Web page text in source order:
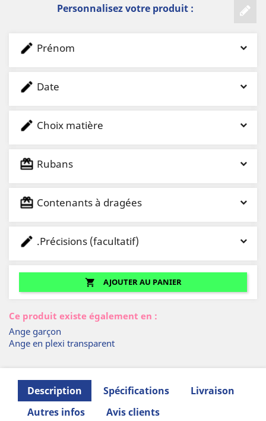
Personnalisez votre produit :
Prénom
Date
Choix matière
Rubans
Contenants à dragées
.Précisions (facultatif)
shopping_cart AJOUTER AU PANIER
Ce produit existe également en :
Ange garçon
Ange en plexi transparent
Description Spécifications
Livraison
Autres infos
Avis clients